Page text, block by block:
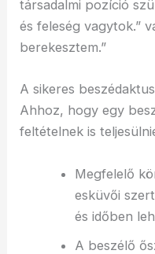
társadalmi pozíció
és feleség vagytok.”
berekesztem.”
A sikeres
Ahhoz, hogy egy
feltételnek is
Megfelelő
esküvői
és időben
A beszélő